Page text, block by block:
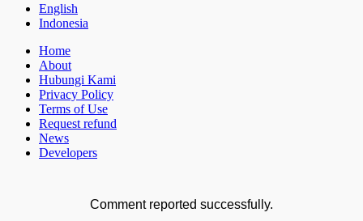
English
Indonesia
Home
About
Hubungi Kami
Privacy Policy
Terms of Use
Request refund
News
Developers
Comment reported successfully.